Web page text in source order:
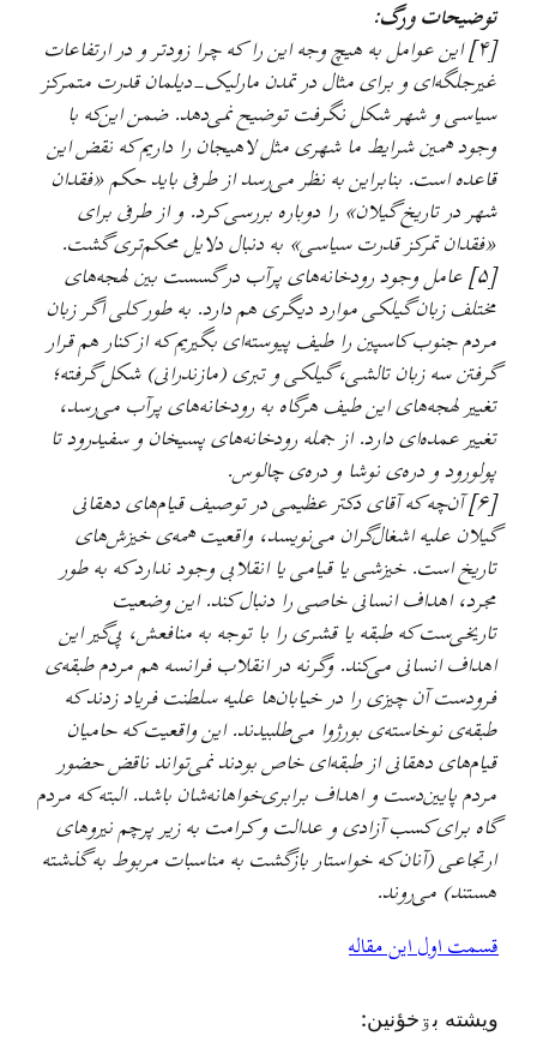
توضیحات ورگ:
[۴] این عوامل به هیچ وجه این را ‌که چرا زودتر و در ارتفاعات
غیرجلگه‌ای و برای مثال در تمدن مارلیک-دیلمان قدرت متمرکز
سیاسی و شهر شکل نگرفت توضیح نمی‌دهد. ضمن این‌که با
وجود همین شرایط ما شهری مثل لاهیجان را داریم که نقض این
قاعده است. بنابراین به نظر می‌رسد از طرفی باید حکم «فقدان
شهر در تاریخ گیلان» را دوباره بررسی کرد. و از طرفی برای
«فقدان تمرکز قدرت سیاسی» به دنبال دلایل محکم‌تری گشت.
[۵] عامل وجود رودخانه‌های پرآب در گسست بین لهجه‌های
مختلف زبان گیلکی موارد دیگری هم دارد. به طور کلی اگر زبان
مردم جنوب کاسپین را طیف پیوسته‌ای بگیریم که از کنار هم قرار
گرفتن سه زبان تالشی، گیلکی و تبری (مازندرانی) شکل گرفته؛
تغییر لهجه‌های این طیف هرگاه به رودخانه‌های پرآب می‌رسد،
تغییر عمده‌ای دارد. از جمله رودخانه‌های پسیخان و سفیدرود تا
پولورود و دره‌ی نوشا و دره‌ی چالوس.
[۶] آن‌چه که آقای دکتر عظیمی در توصیف قیام‌های دهقانی
گیلان علیه اشغال‌گران می‌نویسد، واقعیت همه‌ی خیزش‌های
تاریخ است. خیزشی یا قیامی یا انقلابی وجود ندارد که به طور
مجرد، اهداف انسانی خاصی را دنبال کند. این وضعیت
تاریخی‌ست که طبقه یا قشری را با توجه به منافعش، پی‌گیر این
اهداف انسانی می‌کند. وگرنه در انقلاب فرانسه هم مردم طبقه‌ی
فرودست آن چیزی را در خیابان‌ها علیه سلطنت فریاد زدند که
طبقه‌ی نوخاسته‌ی بورژوا می‌طلبیدند. این واقعیت که حامیان
قیام‌های دهقانی از طبقه‌ای خاص بودند نمی‌تواند ناقض حضور
مردم پایین‌دست و اهداف برابری‌خواهانه‌شان باشد. البته که مردم
گاه برای کسب آزادی و عدالت و کرامت به زیر پرچم نیروهای
ارتجاعی (آنان که خواستار بازگشت به مناسبات مربوط به گذشته
هستند) می‌روند.
قسمت اول این مقاله
ويشته بۊخؤنين: